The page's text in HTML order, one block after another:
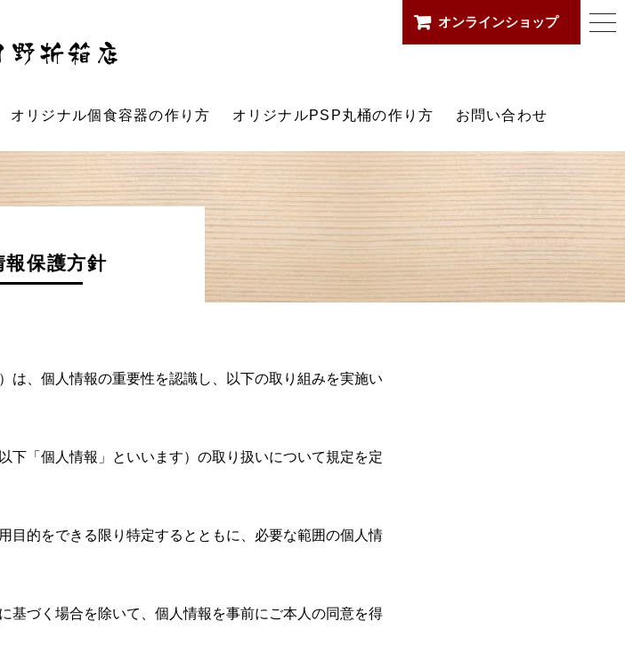
オリジナル個食容器の作り方 オリジナルPSP丸桶の作り方 お問い合わせ
報保護方針
、個人情報の重要性を認識し、以下の取り組みを実施い
下「個人情報」といいます）の取り扱いについて規定を定
目的をできる限り特定するとともに、必要な範囲の個人情
基づく場合を除いて、個人情報を事前にご本人の同意を得
オンラインショップ